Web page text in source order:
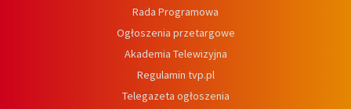
Rada Programowa
Ogłoszenia przetargowe
Akademia Telewizyjna
Regulamin tvp.pl
Telegazeta ogłoszenia